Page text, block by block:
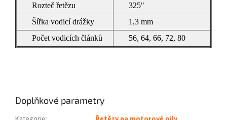
Rozteč řetězu
325"
Šířka vodicí drážky
1,3 mm
Počet vodicích článků
56, 64, 66, 72, 80
Doplňkové parametry